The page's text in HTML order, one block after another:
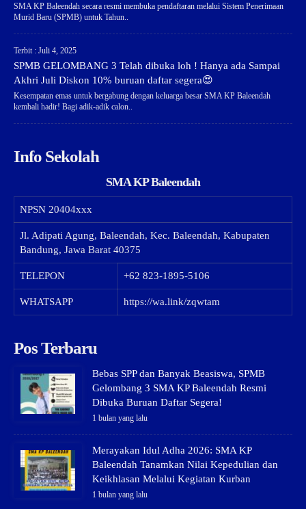
SMA KP Baleendah secara resmi membuka pendaftaran melalui Sistem Penerimaan
Murid Baru (SPMB) untuk Tahun..
Terbit : Juli 4, 2025
SPMB GELOMBANG 3 Telah dibuka loh ! Hanya ada Sampai
Akhri Juli Diskon 10% buruan daftar segera😍
Kesempatan emas untuk bergabung dengan keluarga besar SMA KP Baleendah
kembali hadir! Bagi adik-adik calon..
Info Sekolah
SMA KP Baleendah
NPSN 20404xxx
Jl. Adipati Agung, Baleendah, Kec. Baleendah, Kabupaten
Bandung, Jawa Barat 40375
TELEPON +62 823-1895-5106
WHATSAPP https://wa.link/zqwtam
Pos Terbaru
Bebas SPP dan Banyak Beasiswa, SPMB
Gelombang 3 SMA KP Baleendah Resmi
Dibuka Buruan Daftar Segera!
1 bulan yang lalu
Merayakan Idul Adha 2026: SMA KP
Baleendah Tanamkan Nilai Kepedulian dan
Keikhlasan Melalui Kegiatan Kurban
1 bulan yang lalu